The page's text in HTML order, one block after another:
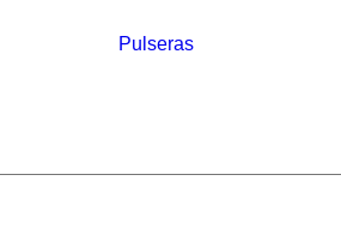
Pulseras